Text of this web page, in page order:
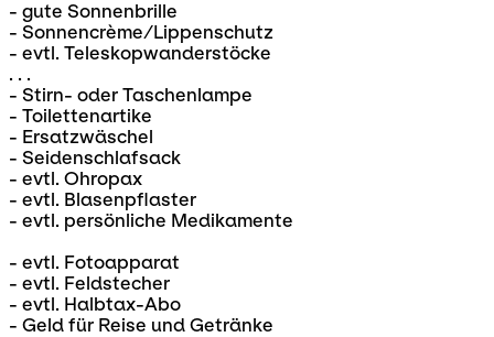
- gute Sonnenbrille
- Sonnencrème/Lippenschutz
- evtl. Teleskopwanderstöcke
. . .
- Stirn- oder Taschenlampe
- Toilettenartike
- Ersatzwäschel
- Seidenschlafsack
- evtl. Ohropax
- evtl. Blasenpflaster
- evtl. persönliche Medikamente
- evtl. Fotoapparat
- evtl. Feldstecher
- evtl. Halbtax-Abo
- Geld für Reise und Getränke